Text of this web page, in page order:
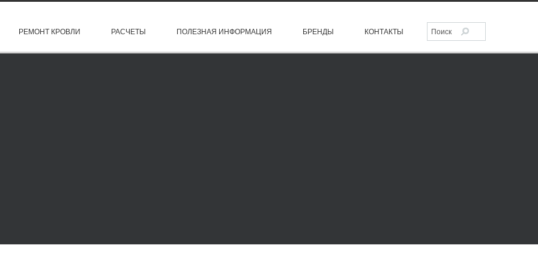
РЕМОНТ КРОВЛИ РАСЧЕТЫ ПОЛЕЗНАЯ ИНФОРМАЦИЯ БРЕНДЫ КОНТАКТЫ